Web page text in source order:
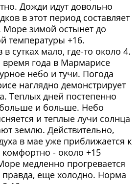
Дожди идут довольно
в этот период составляет
Море зимой остынет до
температуры +16.
сутках мало, где-то около 4.
время года в Мармарисе
небо и тучи. Погода
наглядно демонстрирует
Теплых дней постепенно
больше и больше. Небо
и теплые лучи солнца
землю. Действительно,
в мае уже приближается к
- около +15
медленно прогревается
правда, еще холодно. Норма